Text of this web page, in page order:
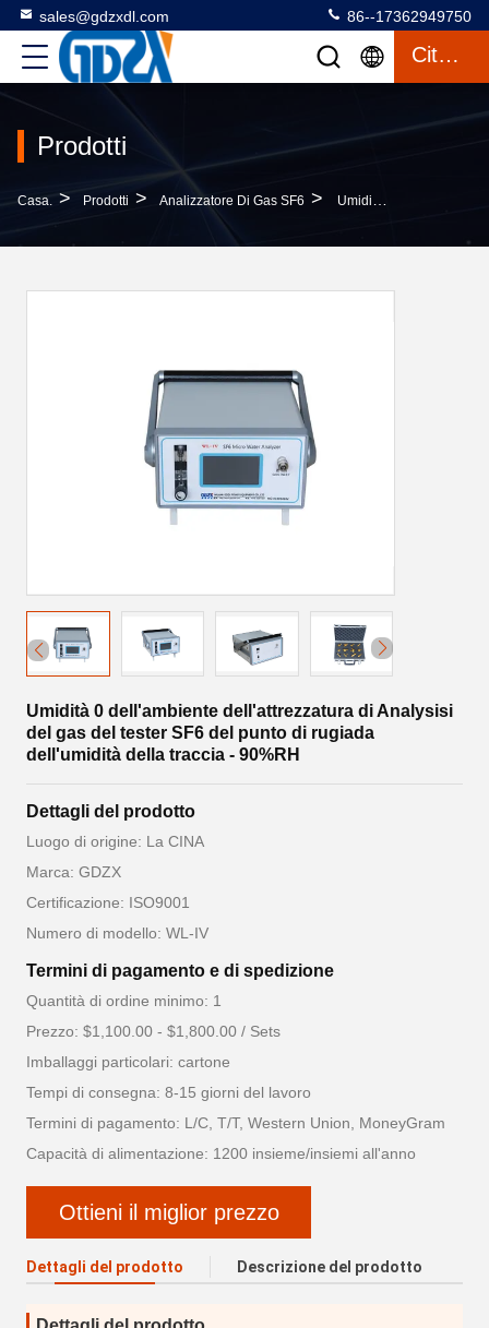
sales@gdzxdl.com 86--17362949750
Citazione
Prodotti
Casa. > Prodotti > Analizzatore Di Gas SF6 > Umidità 0 Dell'ambiente Dell'attrezzatura Di Analysisi Del Gas Del Tester SF6 Del Punto Di Rugiada Dell'umidità Della Traccia - 90%RH
Umidità 0 dell'ambiente dell'attrezzatura di Analysisi
del gas del tester SF6 del punto di rugiada
dell'umidità della traccia - 90%RH
Dettagli del prodotto
Luogo di origine: La CINA
Marca: GDZX
Certificazione: ISO9001
Numero di modello: WL-IV
Termini di pagamento e di spedizione
Quantità di ordine minimo: 1
Prezzo: $1,100.00 - $1,800.00 / Sets
Imballaggi particolari: cartone
Tempi di consegna: 8-15 giorni del lavoro
Termini di pagamento: L/C, T/T, Western Union, MoneyGram
Capacità di alimentazione: 1200 insieme/insiemi all'anno
Ottieni il miglior prezzo
Dettagli del prodotto Descrizione del prodotto